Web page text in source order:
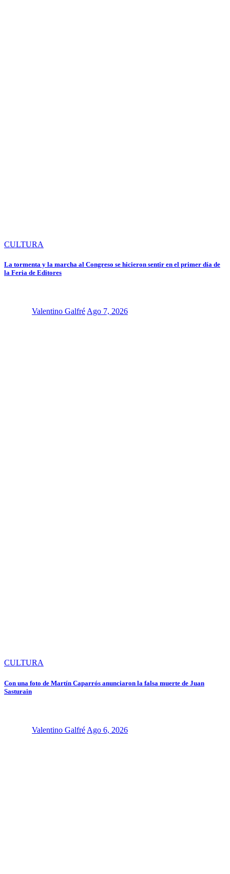
CULTURA
La tormenta y la marcha al Congreso se hicieron sentir en el primer día de
la Feria de Editores
Valentino GalfréAgo 7, 2026
CULTURA
Con una foto de Martín Caparrós anunciaron la falsa muerte de Juan
Sasturain
Valentino Galfré Ago 6, 2026